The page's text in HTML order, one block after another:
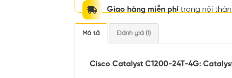
Giao hàng miễn phí trong nội
Mô tả Đánh giá (1)
Cisco Catalyst C1200-24T-4G: